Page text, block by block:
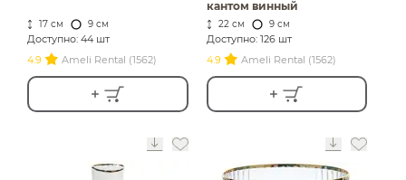
17 см 9 см
Доступно: 44 шт
4.9
Ameli Rental (1562)
кантом винный
22 см 9 см
Доступно: 126 шт
4.9
Ameli Rental (1562)